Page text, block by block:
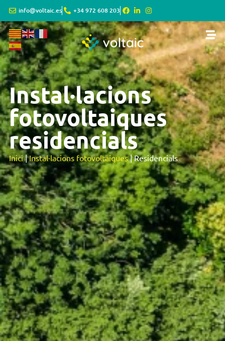
info@voltaic.es +34 972 608 203
Instal·lacions
fotovoltaiques
residencials
Inici|Instal·lacions fotovoltaiques|Residencials